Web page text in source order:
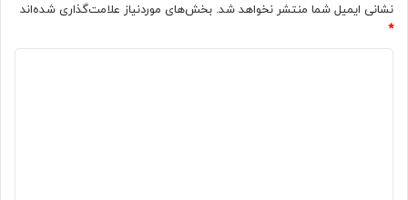
نشانی ایمیل شما منتشر نخواهد شد. بخش‌های موردنیاز علامت‌گذاری شده‌اند
*